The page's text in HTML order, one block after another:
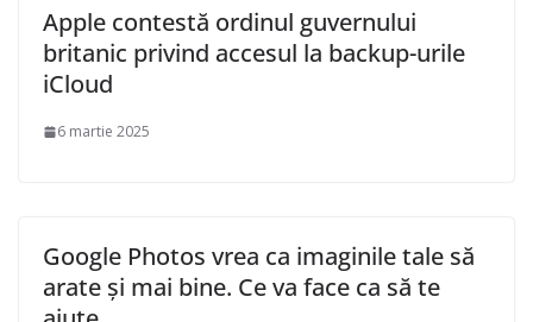
Apple contestă ordinul guvernului
britanic privind accesul la backup-urile
iCloud
6 martie 2025
Google Photos vrea ca imaginile tale să
arate și mai bine. Ce va face ca să te